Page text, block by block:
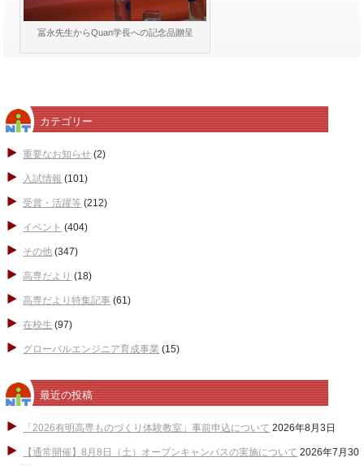
冨永先生からQuan学長への記念品贈呈
カテゴリー
重要なお知らせ (2)
入試情報 (101)
受賞・活躍等 (212)
イベント (404)
その他 (347)
高専だより (18)
高専だより特集記事 (61)
在校生 (97)
グローバルエンジニア育成事業 (15)
最近の投稿
「2026有明高専ものづくり体験教室」事前申込について 2026年8月3日
【通常開催】8月8日（土）オープンキャンパスの実施について 2026年7月30